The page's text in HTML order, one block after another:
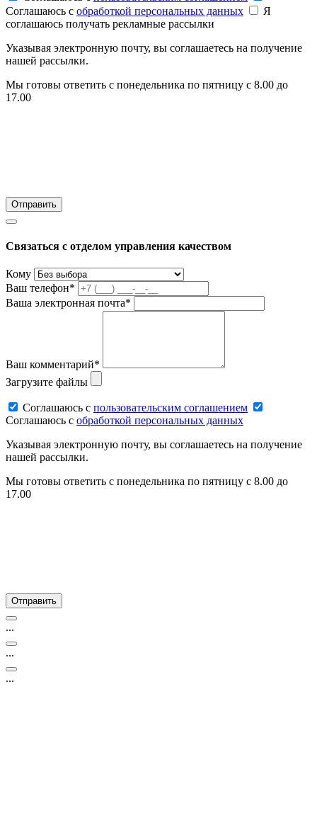
Соглашаюсь c обработкой персональных данных
Я
соглашаюсь получать рекламные рассылки
Указывая электронную почту, вы соглашаетесь на получение
нашей рассылки.
Мы готовы ответить с понедельника по пятницу с 8.00 до
17.00
Связаться с отделом управления качеством
Кому
Ваш телефон*
Ваша электронная почта*
Ваш комментарий*
Загрузите файлы
Соглашаюсь c пользовательским соглашением
Соглашаюсь c обработкой персональных данных
Указывая электронную почту, вы соглашаетесь на получение
нашей рассылки.
Мы готовы ответить с понедельника по пятницу с 8.00 до
17.00
...
...
...